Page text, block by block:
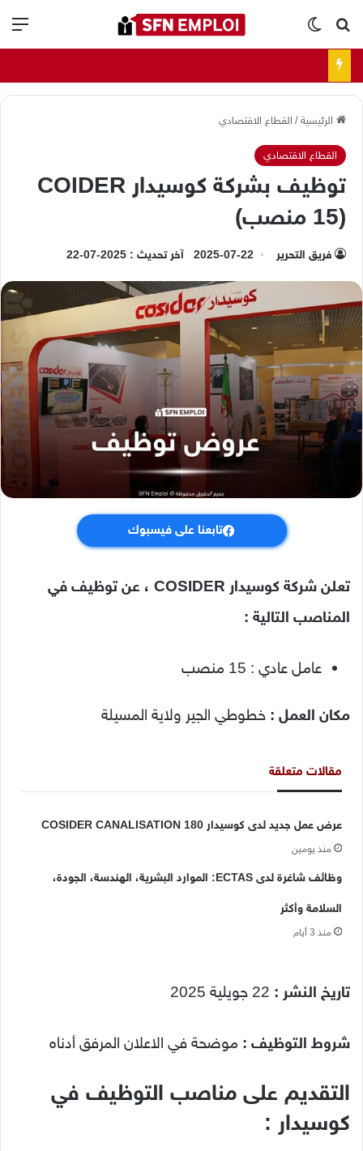
بحث عنالوضع المظلم
الرئيسية/ القطاع الاقتصادي
القطاع الاقتصادي
توظيف بشركة كوسيدار COIDER
(15 منصب)
فريق التحرير 2025-07-22 آخر تحديث : 2025-07-22
تابعنا على فيسبوك
تعلن شركة كوسيدار COSIDER ، عن توظيف في
المناصب التالية :
عامل عادي : 15 منصب
مكان العمل : خطوطي الجير ولاية المسيلة
مقالات متعلقة
عرض عمل جديد لدى كوسيدار COSIDER CANALISATION 180
منذ يومين
وظائف شاغرة لدى ECTAS: الموارد البشرية، الهندسة، الجودة،
السلامة وأكثر
منذ 3 أيام
تاريخ النشر : 22 جويلية 2025
شروط التوظيف : موضحة في الاعلان المرفق أدناه
التقديم على مناصب التوظيف في
كوسيدار :